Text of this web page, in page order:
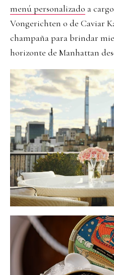
menú personalizado a
Vongerichten o de Caviar
champaña para brindar
horizonte de Manhattan